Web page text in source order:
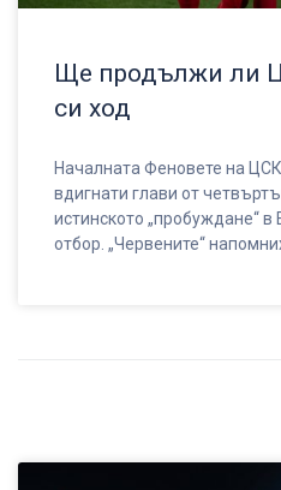
Ще продължи ли
си ход
Началната Феновете на
вдигнати глави от
истинското „пробуждане“
отбор. „Червените“